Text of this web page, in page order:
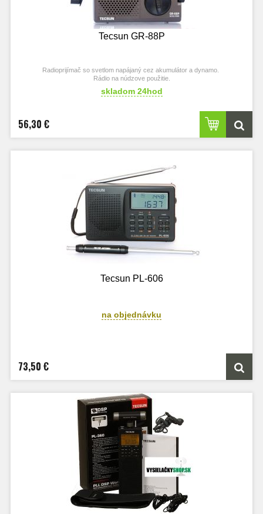
Tecsun GR-88P
Radioprijímač so svetlom napájaný cez akumulátor a dynamo.
Rádio na núdzove použitie.
skladom 24hod
56,30 €
Tecsun PL-606
na objednávku
73,50 €